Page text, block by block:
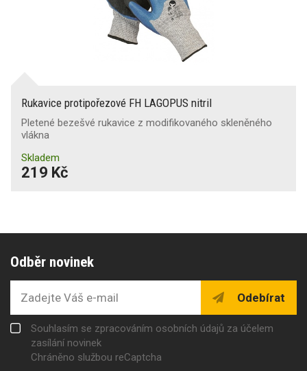
Rukavice protipořezové FH LAGOPUS nitril
Pletené bezešvé rukavice z modifikovaného skleněného
vlákna
Skladem
219 Kč
Odběr novinek
Odebírat
Souhlasím se zpracováním osobních údajů za účelem
zasílání novinek
Chráněno službou reCaptcha